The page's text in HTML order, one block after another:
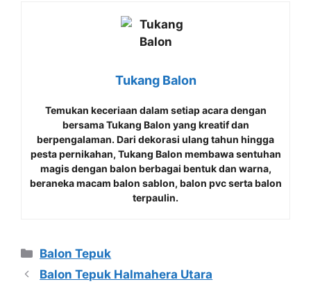
Tukang Balon
Temukan keceriaan dalam setiap acara dengan
bersamaTukang Balon yang kreatif dan
berpengalaman. Dari dekorasi ulang tahun hingga
pesta pernikahan, Tukang Balon membawa sentuhan
magis dengan balon berbagai bentuk dan warna,
beraneka macam balon sablon, balon pvc serta balon
terpaulin.
Kategori
Balon Tepuk
Balon Tepuk Halmahera Utara